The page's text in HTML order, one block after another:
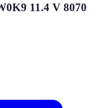
11.4 V 8070